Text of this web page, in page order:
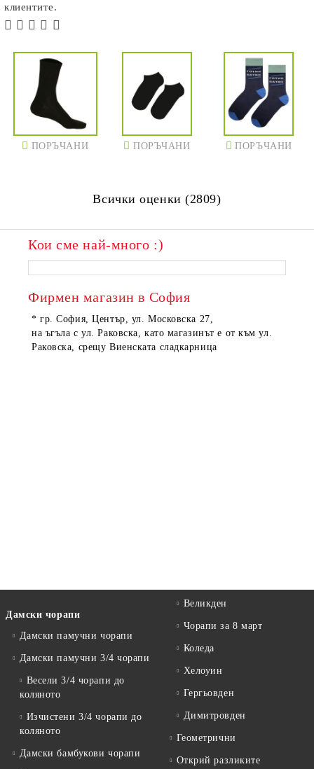
клиентите.
ПОРЪЧАНИ ПОРЪЧАНИ ПОРЪЧАНИ
ПОРЪЧАНИ
Всички оценки (2809)
Кои сме най-много :)
Фирмен магазин в София
* гр. София, Център, ул. Московска 27,
на ъгъла с ул. Раковска, като магазинът е от към ул.
Раковска, срещу Виенската сладкарница
Дамски чорапи
Дамски памучни чорапи
Дамски памучни 3/4 чорапи
Весели 3/4 чорапи до
коляното
Изчистени 3/4 чорапи до
коляното
Дамски бамбукови чорапи
Великден
Чорапи за 8 март
Коледа
Хелоуин
Гергьовден
Димитровден
Геометрични
Открий разликите